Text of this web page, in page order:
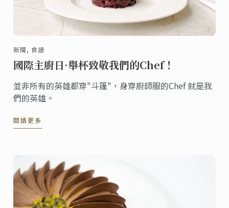
新聞, 食譜
國際主廚日·舉杯致敬我們的Chef！
並非所有的英雄都穿"斗篷"，身穿廚師服的Chef 就是我
們的英雄。
閱讀更多